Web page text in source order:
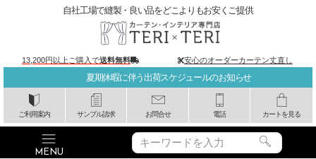
夏期休暇に伴う出荷スケジュールのお知らせ
ご利用案内 サンプル請求 お問合せ 電話 カートを見る
自社工場で縫製・良い品をどこよりもお安くご提供
13,200円以上ご購入で送料無料 安心のオーダーカーテン丈直し